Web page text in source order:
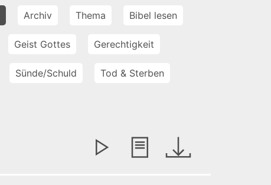
Archiv Thema Bibel lesen
Geist Gottes Gerechtigkeit
Sünde/Schuld Tod & Sterben